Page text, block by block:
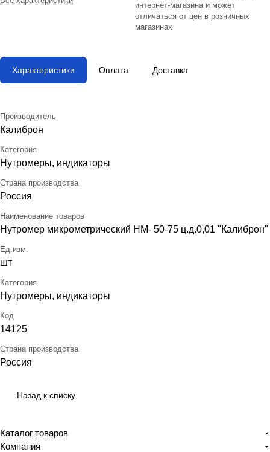
интернет-магазина и может
отличаться от цен в розничных
магазинах
Характеристики Оплата Доставка
Производитель
Калиброн
Категория
Нутромеры, индикаторы
Страна производства
Россия
Наименование товаров
Нутромер микрометрический НМ- 50-75 ц.д.0,01 "Калиброн"
Ед.изм.
шт
Категория
Нутромеры, индикаторы
Код
14125
Страна производства
Россия
Назад к списку
Каталог товаров
Компания